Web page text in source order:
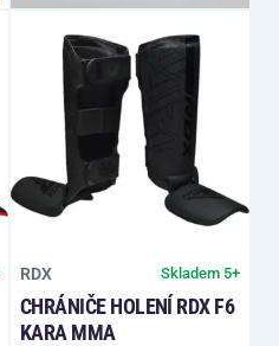
RDX Skladem 5+
CHRÁNIČE HOLENÍ RDX F6
KARA MMA